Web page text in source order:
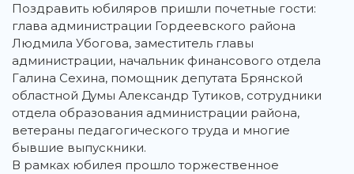
Поздравить юбиляров пришли почетные гости:
глава администрации Гордеевского района
Людмила Убогова, заместитель главы
администрации, начальник финансового отдела
Галина Сехина, помощник депутата Брянской
областной Думы Александр Тутиков, сотрудники
отдела образования администрации района,
ветераны педагогического труда и многие
бывшие выпускники.
В рамках юбилея прошло торжественное